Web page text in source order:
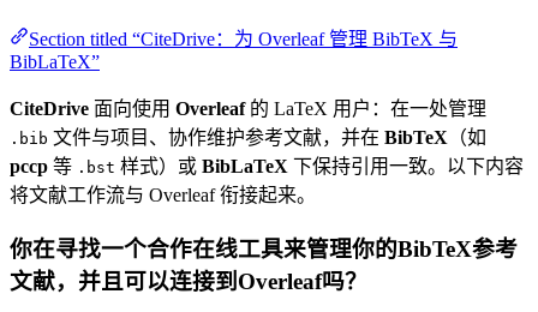
Section titled “CiteDrive：为 Overleaf 管理 BibTeX 与
BibLaTeX”
CiteDrive 面向使用 Overleaf的 LaTeX 用户：在一处管理
.bib 文件与项目、协作维护参考文献，并在 BibTeX （如
pccp 等 .bst 样式）或 BibLaTeX 下保持引用一致。以下内容
将文献工作流与 Overleaf 衔接起来。
你在寻找一个合作在线工具来管理你的BibTeX参考
文献，并且可以连接到Overleaf吗？